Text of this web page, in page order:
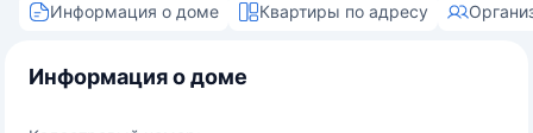
Информация о доме Квартиры по адресу
Информация о доме